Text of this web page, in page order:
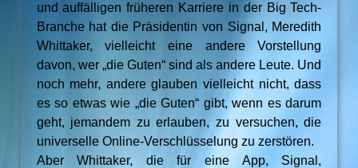
und auffälligen früheren Karriere in der Big Tech-
Branche hat die Präsidentin von Signal, Meredith
Whittaker, vielleicht eine andere Vorstellung
davon, wer „die Guten“ sind als andere Leute. Und
noch mehr, andere glauben vielleicht nicht, dass
es so etwas wie „die Guten“ gibt, wenn es darum
geht, jemandem zu erlauben, zu versuchen, die
universelle Online-Verschlüsselung zu zerstören.
Aber Whittaker, die für eine App, Signal,